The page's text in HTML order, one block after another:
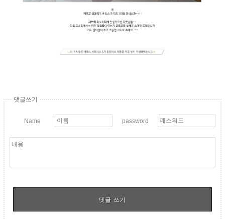
댓글쓰기
Name password
쓰기